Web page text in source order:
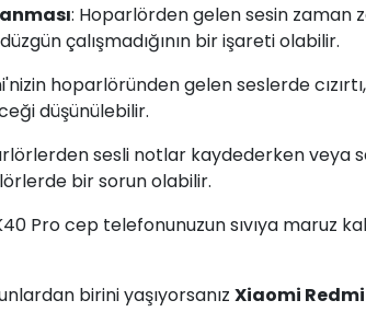
: Hoparlörden gelen sesin zaman
çalışmadığının bir işareti olabilir.
hoparlöründen gelen seslerde
düşünülebilir.
sesli notlar kaydederken veya
bir sorun olabilir.
Pro cep telefonunuzun sıvıya maruz
birini yaşıyorsanız Xiaomi